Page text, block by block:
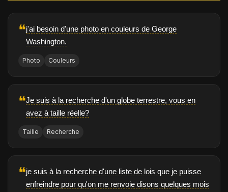
❝j'ai besoin d'une photo en couleurs de George
Washington.
Photo Couleurs
❝Je suis à la recherche d'un globe terrestre, vous en
avez à taille réelle?
Taille Recherche
❝je suis à la recherche d'une liste de lois que je puisse
enfreindre pour qu'on me renvoie disons quelques mois